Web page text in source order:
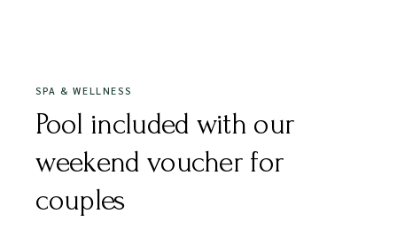
SPA & WELLNESS
Pool included with our
weekend voucher for
couples